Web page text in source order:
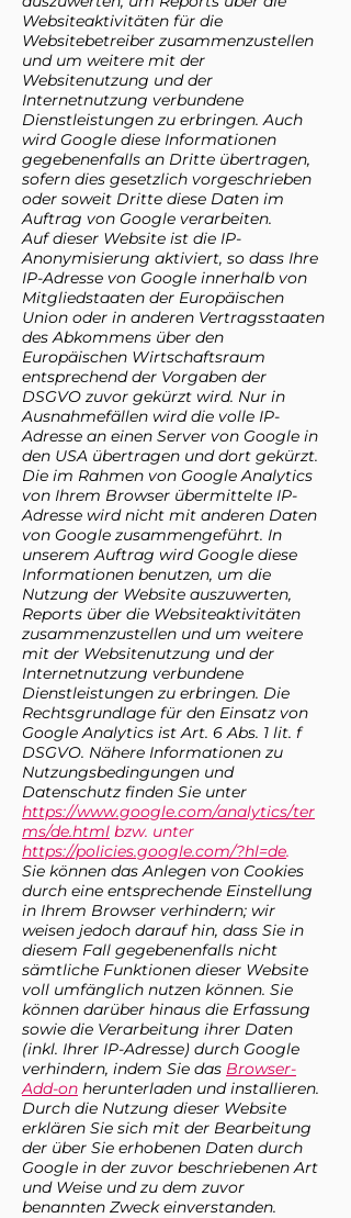
Websiteaktivitäten für die
Websitebetreiber zusammenzustellen
und um weitere mit der
Websitenutzung und der
Internetnutzung verbundene
Dienstleistungen zu erbringen. Auch
wird Google diese Informationen
gegebenenfalls an Dritte übertragen,
sofern dies gesetzlich vorgeschrieben
oder soweit Dritte diese Daten im
Auftrag von Google verarbeiten.
Auf dieser Website ist die IP-
Anonymisierung aktiviert, so dass Ihre
IP-Adresse von Google innerhalb von
Mitgliedstaaten der Europäischen
Union oder in anderen Vertragsstaaten
des Abkommens über den
Europäischen Wirtschaftsraum
entsprechend der Vorgaben der
DSGVO zuvor gekürzt wird. Nur in
Ausnahmefällen wird die volle IP-
Adresse an einen Server von Google in
den USA übertragen und dort gekürzt.
Die im Rahmen von Google Analytics
von Ihrem Browser übermittelte IP-
Adresse wird nicht mit anderen Daten
von Google zusammengeführt. In
unserem Auftrag wird Google diese
Informationen benutzen, um die
Nutzung der Website auszuwerten,
Reports über die Websiteaktivitäten
zusammenzustellen und um weitere
mit der Websitenutzung und der
Internetnutzung verbundene
Dienstleistungen zu erbringen. Die
Rechtsgrundlage für den Einsatz von
Google Analytics ist Art. 6 Abs. 1 lit. f
DSGVO. Nähere Informationen zu
Nutzungsbedingungen und
Datenschutz finden Sie unter
https://www.google.com/analytics/ter
ms/de.html bzw. unter
https://policies.google.com/?hl=de.
Sie können das Anlegen von Cookies
durch eine entsprechende Einstellung
in Ihrem Browser verhindern; wir
weisen jedoch darauf hin, dass Sie in
diesem Fall gegebenenfalls nicht
sämtliche Funktionen dieser Website
voll umfänglich nutzen können. Sie
können darüber hinaus die Erfassung
sowie die Verarbeitung ihrer Daten
(inkl. Ihrer IP-Adresse) durch Google
verhindern, indem Sie das Browser-
Add-on herunterladen und installieren.
Durch die Nutzung dieser Website
erklären Sie sich mit der Bearbeitung
der über Sie erhobenen Daten durch
Google in der zuvor beschriebenen Art
und Weise und zu dem zuvor
benannten Zweck einverstanden.